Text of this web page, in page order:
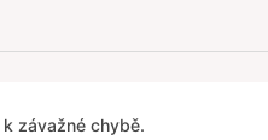
závažné chybě.